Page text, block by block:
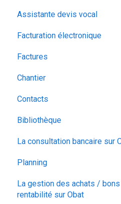
Vos clients
La gestion des déchets
Les options du devis
Organiser votre devis
Ajouter des éléments
Le bordereau de chantier
La signature électronique
Assistante devis vocal
Facturation électronique
Factures
Chantier
Contacts
Bibliothèque
La consultation bancaire sur
Planning
Planning
La gestion des achats /
rentabilité sur Obat